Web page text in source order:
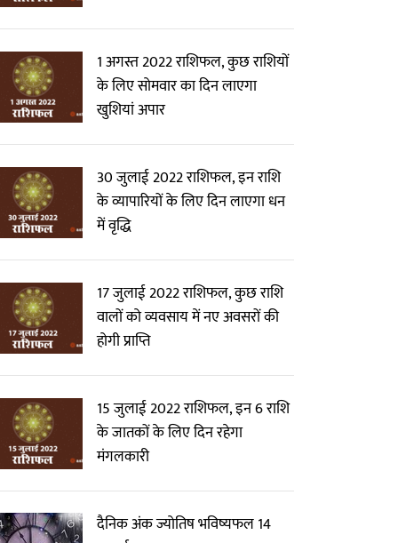
1 अगस्त 2022 राशिफल, कुछ राशियों
के लिए सोमवार का दिन लाएगा
खुशियां अपार
30 जुलाई 2022 राशिफल, इन राशि
के व्यापारियों के लिए दिन लाएगा धन
में वृद्धि
17 जुलाई 2022 राशिफल, कुछ राशि
वालों को व्यवसाय में नए अवसरों की
होगी प्राप्ति
15 जुलाई 2022 राशिफल, इन 6 राशि
के जातकों के लिए दिन रहेगा
मंगलकारी
दैनिक अंक ज्योतिष भविष्यफल 14